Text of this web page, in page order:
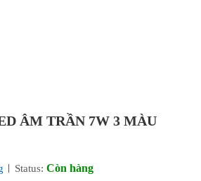
ÂM TRẦN 7W 3 MÀU
Status: Còn hàng